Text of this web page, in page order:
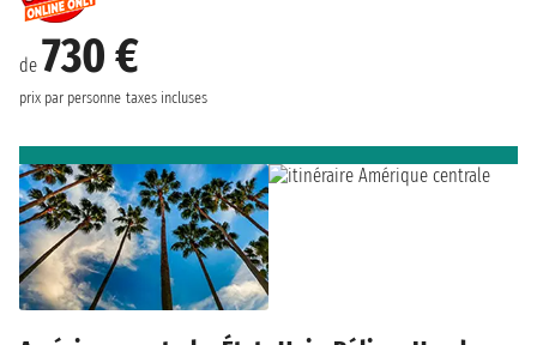
de 730 €
prix par personne taxes incluses